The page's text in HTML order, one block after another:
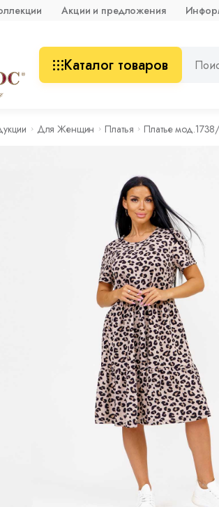
Акции и предложения
Каталог товаров
Для Женщин Платья Платье